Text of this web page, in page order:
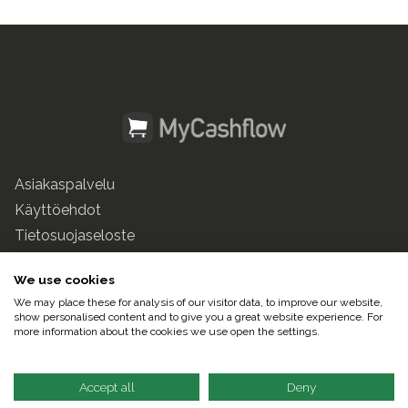
Asiakaspalvelu
Käyttöehdot
Tietosuojaseloste
© 2025 Pulse247 Oy. Kaikki oikeudet pidätetään.
We use cookies
We may place these for analysis of our visitor data, to improve our website,
show personalised content and to give you a great website experience. For
more information about the cookies we use open the settings.
Accept all Deny